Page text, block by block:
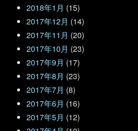
2018年1月 (15)
2017年12月 (14)
2017年11月 (20)
2017年10月 (23)
2017年9月 (17)
2017年8月 (23)
2017年7月 (8)
2017年6月 (16)
2017年5月 (12)